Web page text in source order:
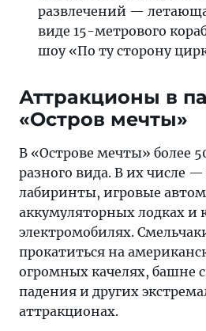
развлечений —
виде 15-метрового
шоу «По ту сторону
Аттракционы в
«Остров мечты»
В «Острове мечты» более
разного вида. В их числе —
лабиринты, игровые
аккумуляторных лодках
электромобилях.
прокатиться на
огромных качелях, башне
падения и других
аттракционах.